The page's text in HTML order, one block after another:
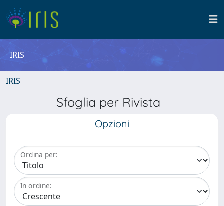
IRIS
IRIS
Sfoglia per Rivista
Opzioni
Ordina per:
In ordine: